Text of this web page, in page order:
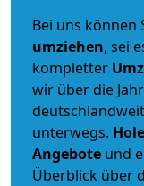
Bei uns können
umziehen, sei
kompletter
wir über die
unterwegs.
Angebote und
Überblick über